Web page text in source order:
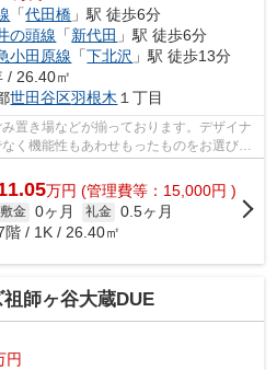
「代田橋 」駅 徒歩6分
の頭線 「新代田 」駅 徒歩6分
小田原線 「下北沢 」駅 徒歩13分
/ 26.40㎡
世田谷区羽根木 １丁目
置き場などが揃っております。デザイナ
く機能性もあわせもったものをお選びく
わ...
万円 (管理費等：15,000円 )
敷金 0ヶ月 礼金 0.5ヶ月
階 / 1K / 26.40㎡
師ヶ谷大蔵DUE
円